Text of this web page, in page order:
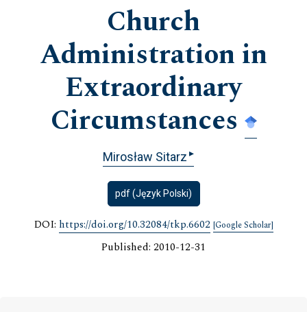
Church
Administration in
Extraordinary
Circumstances
Mirosław Sitarz ▸
pdf (Język Polski)
DOI: https://doi.org/10.32084/tkp.6602 [Google Scholar]
Published: 2010-12-31